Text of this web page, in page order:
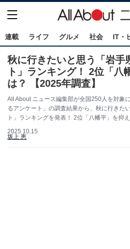
連載 ライフ グルメ 社会 IT・
秋に行きたいと思う「岩手
ト」ランキング！ 2位「八
は？ 【2025年調査】
All About ニュース編集部が全国250人を対象
るアンケート」の調査結果から、秋に行きた
ト」ランキングを発表！ 2位「八幡平」を抑
2025.10.15
坂上 恵